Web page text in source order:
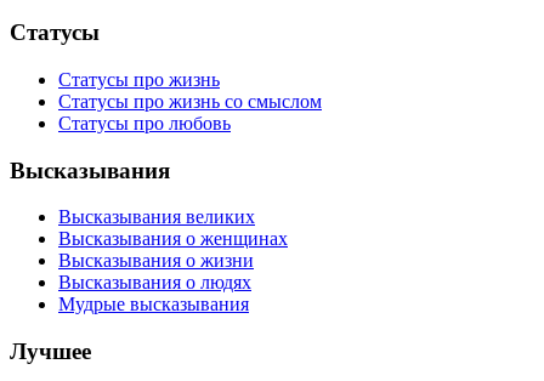
Статусы
Статусы про жизнь
Статусы про жизнь со смыслом
Статусы про любовь
Высказывания
Высказывания великих
Высказывания о женщинах
Высказывания о жизни
Высказывания о людях
Мудрые высказывания
Лучшее